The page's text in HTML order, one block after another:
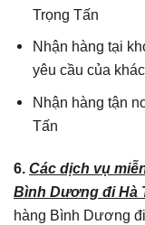
Trọng Tấn
Nhận hàng tại
yêu cầu của
Nhận hàng tận
Tấn
6. Các dịch vụ
Bình Dương đi Hà
hàng Bình Dương đi